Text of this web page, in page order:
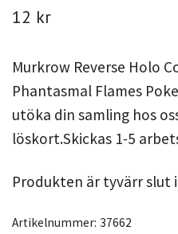
12 kr
Murkrow Reverse Holo
Phantasmal Flames
utöka din samling hos
löskort.Skickas 1-5
Produkten är tyvärr slut i
Artikelnummer: 37662